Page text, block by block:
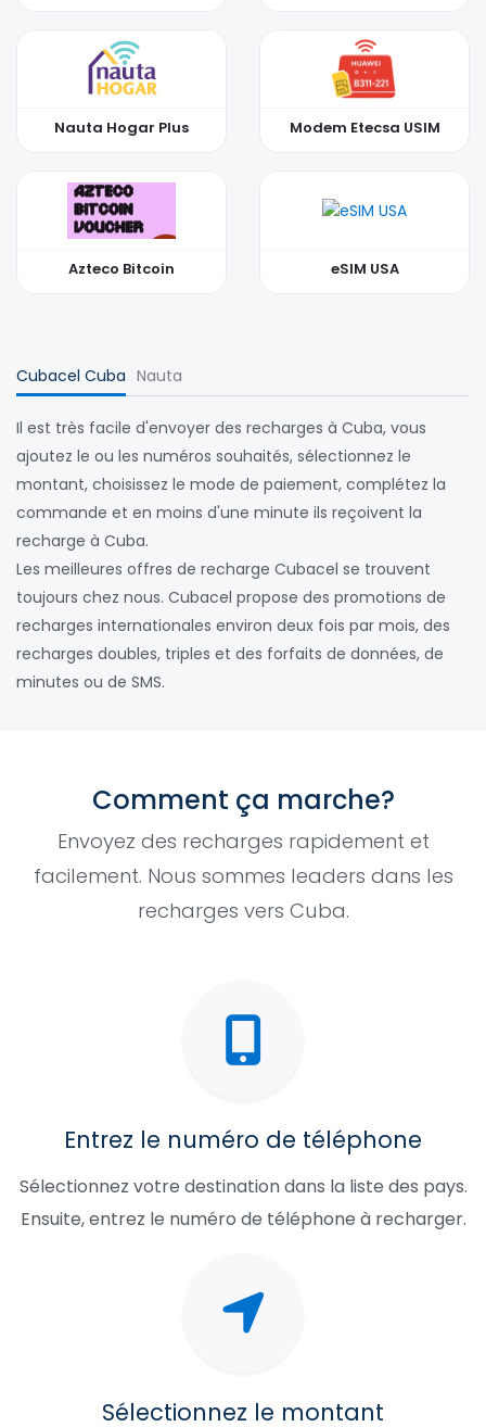
Nauta Hogar Plus Modem Etecsa USIM
Azteco Bitcoin eSIM USA
Cubacel Cuba Nauta
Il est très facile d'envoyer des recharges à Cuba, vous
ajoutez le ou les numéros souhaités, sélectionnez le
montant, choisissez le mode de paiement, complétez la
commande et en moins d'une minute ils reçoivent la
recharge à Cuba.
Les meilleures offres de recharge Cubacel se trouvent
toujours chez nous. Cubacel propose des promotions de
recharges internationales environ deux fois par mois, des
recharges doubles, triples et des forfaits de données, de
minutes ou de SMS.
Comment ça marche?
Envoyez des recharges rapidement et
facilement. Nous sommes leaders dans les
recharges vers Cuba.
Entrez le numéro de téléphone
Sélectionnez votre destination dans la liste des pays.
Ensuite, entrez le numéro de téléphone à recharger.
Sélectionnez le montant